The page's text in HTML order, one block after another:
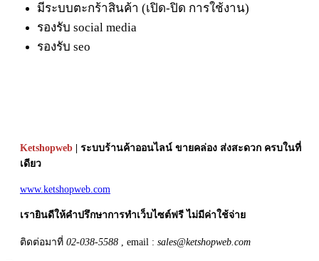
มีระบบตะกร้าสินค้า (เปิด-ปิด การใช้งาน)
รองรับ social media
รองรับ seo
Ketshopweb | ระบบร้านค้าออนไลน์ ขายคล่อง ส่งสะดวก ครบในที่
เดียว
www.ketshopweb.com
เรายินดีให้คำปรึกษาการทำเว็บไซต์ฟรี ไม่มีค่าใช้จ่าย
ติดต่อมาที่ 02-038-5588 , email : sales@ketshopweb.com